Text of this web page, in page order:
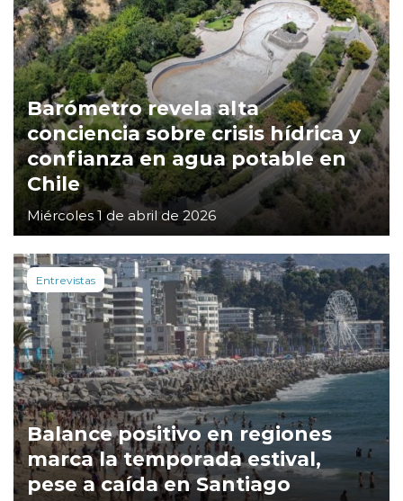
Barómetro revela alta
conciencia sobre crisis hídrica y
confianza en agua potable en
Chile
Miércoles 1 de abril de 2026
Entrevistas
Balance positivo en regiones
marca la temporada estival,
pese a caída en Santiago